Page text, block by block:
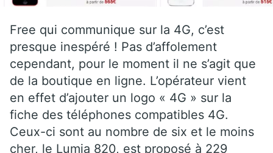
Free qui communique sur la 4G, c’est
presque inespéré ! Pas d’affolement
cependant, pour le moment il ne s’agit que
de la boutique en ligne. L’opérateur vient
en effet d’ajouter un logo « 4G » sur la
fiche des téléphones compatibles 4G.
Ceux-ci sont au nombre de six et le moins
cher, le Lumia 820, est proposé à 229